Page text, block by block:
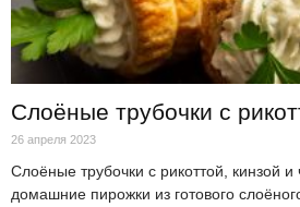
Слоёные трубочки с
26 апреля 2023
Слоёные трубочки с рикоттой, кинзой
домашние пирожки из готового